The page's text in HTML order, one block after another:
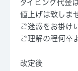
ダイビング代金
値上げは致しま
ご迷惑をお掛け
ご理解の程何卒
改定後